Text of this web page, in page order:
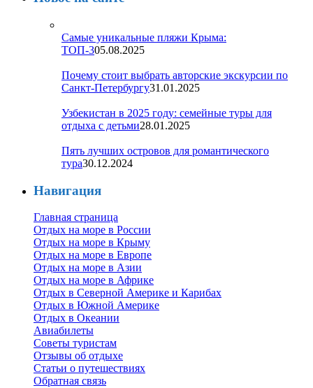
Самые уникальные пляжи Крыма:
ТОП-305.08.2025
Почему стоит выбрать авторские экскурсии по
Санкт-Петербургу31.01.2025
Узбекистан в 2025 году: семейные туры для
отдыха с детьми28.01.2025
Пять лучших островов для романтического
тура30.12.2024
Навигация
Главная страница
Отдых на море в России
Отдых на море в Крыму
Отдых на море в Европе
Отдых на море в Азии
Отдых на море в Африке
Отдых в Северной Америке и Карибах
Отдых в Южной Америке
Отдых в Океании
Авиабилеты
Советы туристам
Отзывы об отдыхе
Статьи о путешествиях
Обратная связь